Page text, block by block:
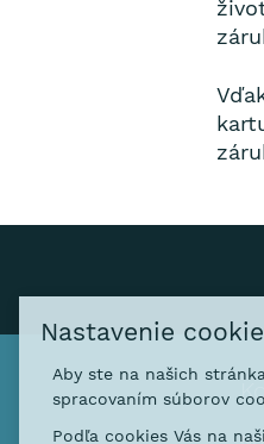
Nastavenie
Aby ste na našich
spracovaním súborov
Podľa cookies Vás na